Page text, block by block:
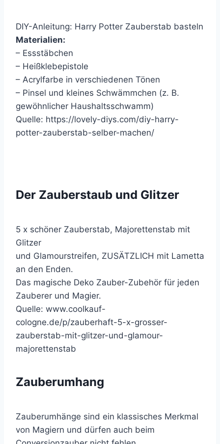
DIY-Anleitung: Harry Potter Zauberstab basteln
Materialien:
– Essstäbchen
– Heißklebepistole
– Acrylfarbe in verschiedenen Tönen
– Pinsel und kleines Schwämmchen (z. B.
gewöhnlicher Haushaltsschwamm)
Quelle: https://lovely-diys.com/diy-harry-
potter-zauberstab-selber-machen/
Der Zauberstaub und Glitzer
5 x schöner Zauberstab, Majorettenstab mit
Glitzer
und Glamourstreifen, ZUSÄTZLICH mit Lametta
an den Enden.
Das magische Deko Zauber-Zubehör für jeden
Zauberer und Magier.
Quelle: www.coolkauf-
cologne.de/p/zauberhaft-5-x-grosser-
zauberstab-mit-glitzer-und-glamour-
majorettenstab
Zauberumhang
Zauberumhänge sind ein klassisches Merkmal
von Magiern und dürfen auch beim